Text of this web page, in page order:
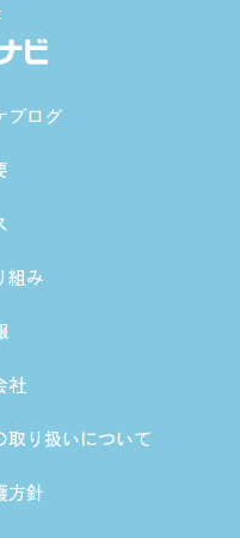
ブログ
組み
社
取り扱いについて
方針